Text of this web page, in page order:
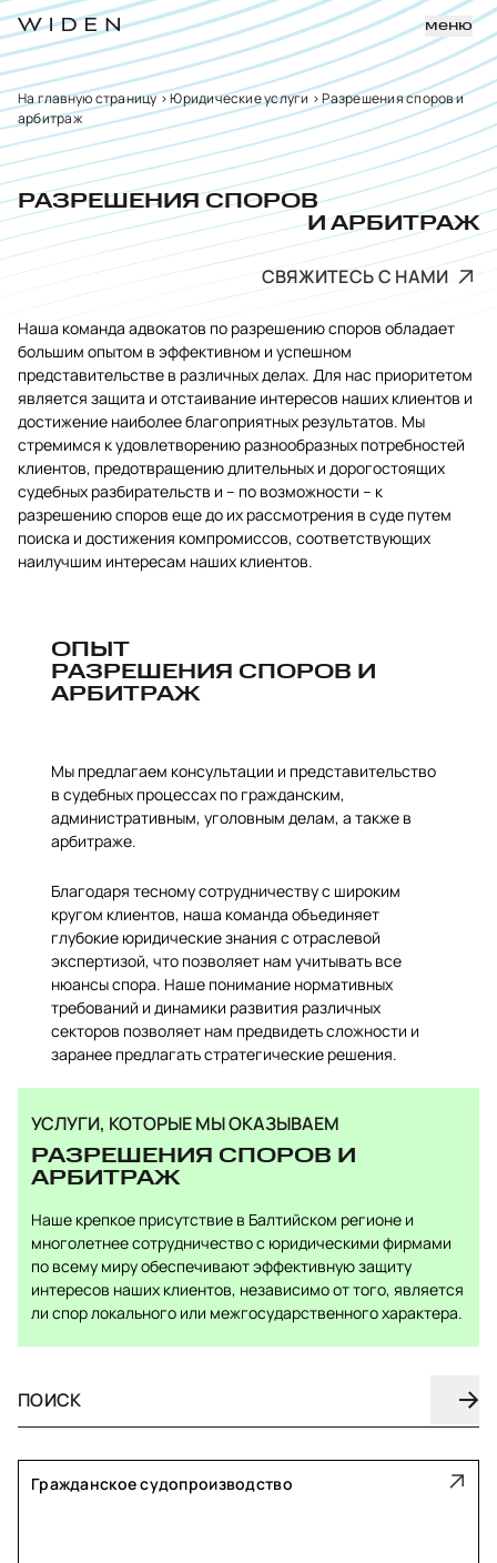
меню
На главную страницу>Юридические услуги >Разрешения споров и
арбитраж
РАЗРЕШЕНИЯ СПОРОВ
И АРБИТРАЖ
СВЯЖИТЕСЬ С НАМИ
Наша команда адвокатов по разрешению споров обладает
большим опытом в эффективном и успешном
представительстве в различных делах. Для нас приоритетом
является защита и отстаивание интересов наших клиентов и
достижение наиболее благоприятных результатов. Мы
стремимся к удовлетворению разнообразных потребностей
клиентов, предотвращению длительных и дорогостоящих
судебных разбирательств и – по возможности – к
разрешению споров еще до их рассмотрения в суде путем
поиска и достижения компромиссов, соответствующих
наилучшим интересам наших клиентов.
ОПЫТ
РАЗРЕШЕНИЯ СПОРОВ И
АРБИТРАЖ
Мы предлагаем консультации и представительство
в судебных процессах по гражданским,
административным, уголовным делам, а также в
арбитраже.
Благодаря тесному сотрудничеству с широким
кругом клиентов, наша команда объединяет
глубокие юридические знания с отраслевой
экспертизой, что позволяет нам учитывать все
нюансы спора. Наше понимание нормативных
требований и динамики развития различных
секторов позволяет нам предвидеть сложности и
заранее предлагать стратегические решения.
УСЛУГИ, КОТОРЫЕ МЫ ОКАЗЫВАЕМ
РАЗРЕШЕНИЯ СПОРОВ И
АРБИТРАЖ
Наше крепкое присутствие в Балтийском регионе и
многолетнее сотрудничество с юридическими фирмами
по всему миру обеспечивают эффективную защиту
интересов наших клиентов, независимо от того, является
ли спор локального или межгосударственного характера.
Гражданское судопроизводство